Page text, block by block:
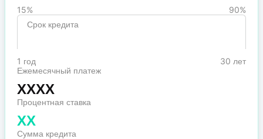
15%
90%
Срок кредита
1 год
30 лет
Ежемесячный платеж
XXXX
Процентная ставка
XX
Сумма кредита